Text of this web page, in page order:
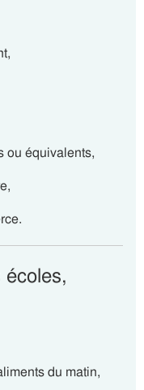
ou équivalents,
du matin,